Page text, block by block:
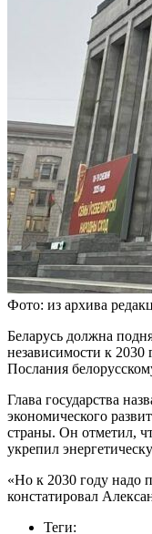
Фото: из архива
Беларусь должна
независимости к 2030
Послания
Глава государства
экономического
страны. Он отметил,
укрепил
«Но к 2030 году надо
констатировал
Теги: